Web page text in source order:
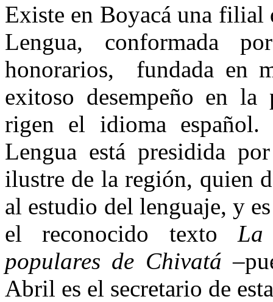
Existe en Boyacá una filial
Lengua, conformada
honorarios, fundada en
exitoso desempeño en la
rigen el idioma español.
Lengua está presidida
ilustre de la región, quien
al estudio del lenguaje, y
el reconocido texto La
populares de Chivatá
Abril es el secretario de